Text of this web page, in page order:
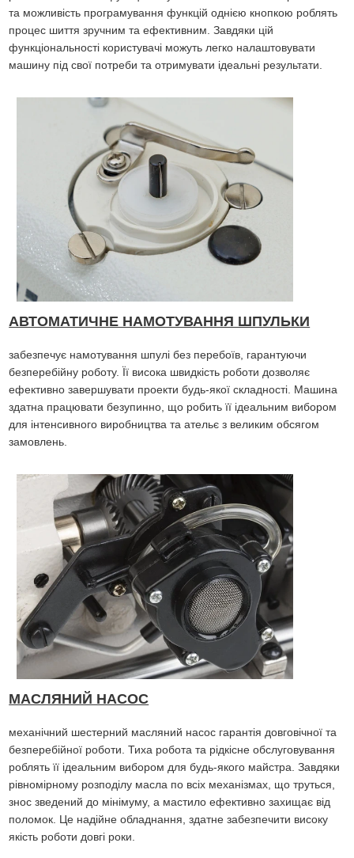
та можливість програмування функцій однією кнопкою роблять
процес шиття зручним та ефективним. Завдяки цій
функціональності користувачі можуть легко налаштовувати
машину під свої потреби та отримувати ідеальні результати.
АВТОМАТИЧНЕ НАМОТУВАННЯ ШПУЛЬКИ
забезпечує намотування шпулі без перебоїв, гарантуючи
безперебійну роботу. Її висока швидкість роботи дозволяє
ефективно завершувати проекти будь-якої складності. Машина
здатна працювати безупинно, що робить її ідеальним вибором
для інтенсивного виробництва та ательє з великим обсягом
замовлень.
МАСЛЯНИЙ НАСОС
механічний шестерний масляний насос гарантія довговічної та
безперебійної роботи. Тиха робота та рідкісне обслуговування
роблять її ідеальним вибором для будь-якого майстра. Завдяки
рівномірному розподілу масла по всіх механізмах, що труться,
знос зведений до мінімуму, а мастило ефективно захищає від
поломок. Це надійне обладнання, здатне забезпечити високу
якість роботи довгі роки.